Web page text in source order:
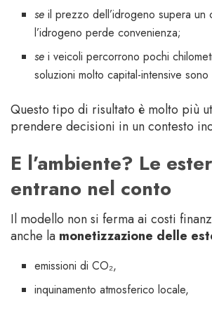
se il prezzo dell’idrogeno supera
l’idrogeno perde convenienza;
se i veicoli percorrono pochi
soluzioni molto capital-intensive
Questo tipo di risultato è molto più
prendere decisioni in un contesto
E l’ambiente? Le
entrano nel conto
Il modello non si ferma ai costi
anche la monetizzazione delle
emissioni di CO₂,
inquinamento atmosferico locale,